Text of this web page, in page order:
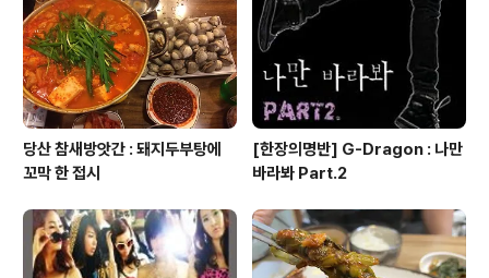
무침과 무말랭이 무침입니다. (편육 2만원) 메밀전병보다
는 감자전! (감자전 8천원)감자전은 정말 따끈해도 맛있고
식어도 맛나..
당산 참새방앗간 : 돼지두부탕에
꼬막 한 접시
[한장의명반] G-Dragon : 나만
바라봐 Part.2